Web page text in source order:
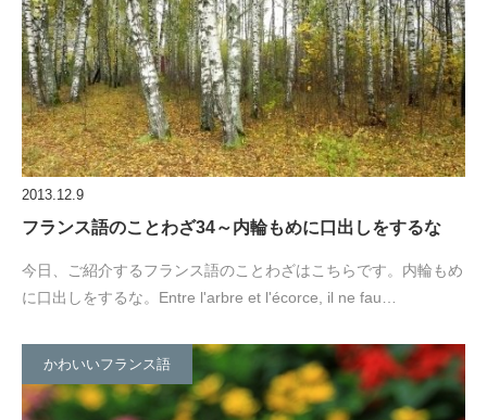
2013.12.9
フランス語のことわざ34～内輪もめに口出しをするな
今日、ご紹介するフランス語のことわざはこちらです。内輪もめ
に口出しをするな。Entre l'arbre et l'écorce, il ne fau…
かわいいフランス語